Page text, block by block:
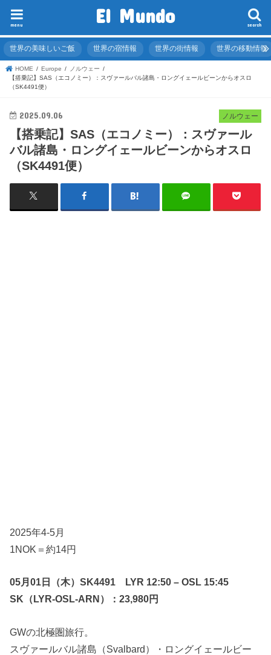
El Mundo search
menu
世界の美味しいご飯 世界の宿情報 世界の街情報 世界の移動情報
HOME Europe
ノルウェー
【搭乗記】SAS（エコノミー）：スヴァールバル諸島・ロングイェールビーンからオスロ
（SK4491便）
ノルウェー
2025.09.06
【搭乗記】SAS（エコノミー）：スヴァール
バル諸島・ロングイェールビーンからオスロ
（SK4491便）
2025年4-5月
1NOK＝約14円
05月01日（木）SK4491 LYR 12:50 – OSL 15:45
SK（LYR-OSL-ARN）：23,980円
GWの北極圏旅行。
スヴァールバル諸島（Svalbard）・ロングイェールビー